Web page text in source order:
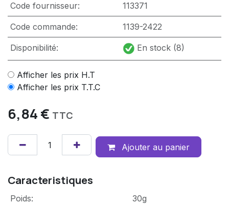
Code fournisseur: 113371
Code commande: 1139-2422
Disponibilité: En stock (8)
Afficher les prix H.T
Afficher les prix T.T.C
6,84€ TTC
Ajouter au panier
Caracteristiques
Poids:
30g